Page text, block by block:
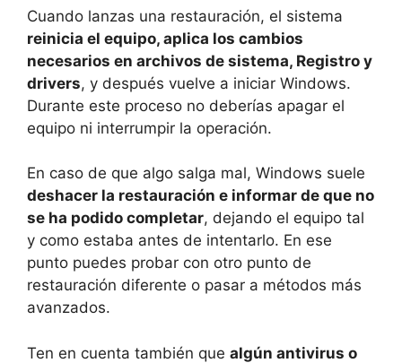
Cuando lanzas una restauración, el sistema
reinicia el equipo, aplica los cambios
necesarios en archivos de sistema, Registro y
drivers, y después vuelve a iniciar Windows.
Durante este proceso no deberías apagar el
equipo ni interrumpir la operación.
En caso de que algo salga mal, Windows suele
deshacer la restauración e informar de que no
se ha podido completar, dejando el equipo tal
y como estaba antes de intentarlo. En ese
punto puedes probar con otro punto de
restauración diferente o pasar a métodos más
avanzados.
Ten en cuenta también que algún antivirus o